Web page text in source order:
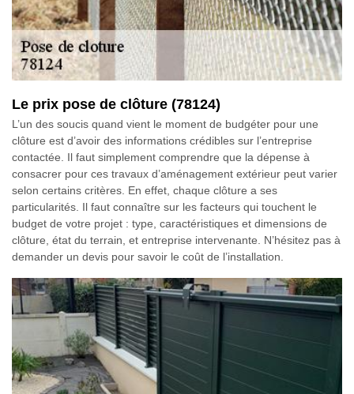
Le prix pose de clôture (78124)
L’un des soucis quand vient le moment de budgéter pour une
clôture est d’avoir des informations crédibles sur l’entreprise
contactée. Il faut simplement comprendre que la dépense à
consacrer pour ces travaux d’aménagement extérieur peut varier
selon certains critères. En effet, chaque clôture a ses
particularités. Il faut connaître sur les facteurs qui touchent le
budget de votre projet : type, caractéristiques et dimensions de
clôture, état du terrain, et entreprise intervenante. N’hésitez pas à
demander un devis pour savoir le coût de l’installation.